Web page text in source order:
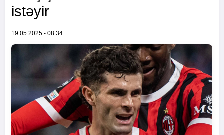
istəyir
19.05.2025 - 08:34